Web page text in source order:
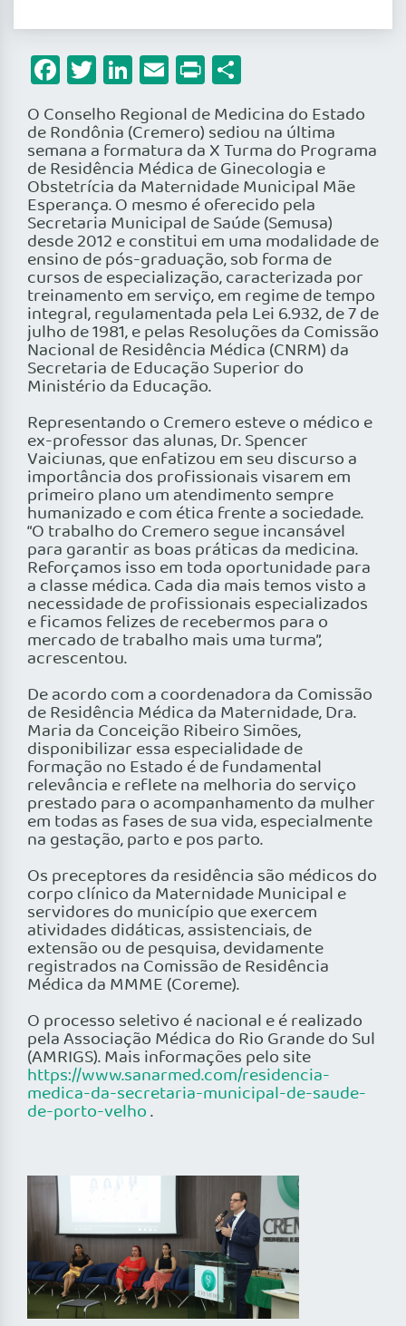
Facebook
Twitter
LinkedIn
Email
Print
O Conselho Regional de Medicina do Estado
de Rondônia (Cremero) sediou na última
semana a formatura da X Turma do Programa
de Residência Médica de Ginecologia e
Obstetrícia da Maternidade Municipal Mãe
Esperança. O mesmo éoferecido pela
Secretaria Municipal de Saúde (Semusa)
desde 2012 e constitui em uma modalidade de
ensino de pós-graduação, sob forma de
cursos de especialização, caracterizada por
treinamento em serviço, em regime de tempo
integral, regulamentada pela Lei 6.932, de 7 de
julho de 1981, e pelas Resoluções da Comissão
Nacional de Residência Médica (CNRM) da
Secretaria de Educação Superior do
Ministério da Educação.
Representando o Cremero esteve o médico e
ex-professor das alunas, Dr. Spencer
Vaiciunas, que enfatizou em seu discurso a
importância dos profissionais visarem em
primeiro plano um atendimento sempre
humanizado e com ética frente a sociedade.
“O trabalho do Cremero segue incansável
para garantir as boas práticas da medicina.
Reforçamos isso em toda oportunidade para
a classe médica. Cada dia mais temos visto a
necessidade de profissionais especializados
e ficamos felizes de recebermos para o
mercado de trabalho mais uma turma”,
acrescentou.
De acordo com a coordenadora da Comissão
de Residência Médica da Maternidade, Dra.
Maria da Conceição Ribeiro Simões,
disponibilizar essa especialidade de
formação no Estado é de fundamental
relevância e reflete na melhoria do serviço
prestado para o acompanhamento da mulher
em todas as fases de sua vida, especialmente
na gestação, parto e pos parto.
Os preceptores da residência são médicos do
corpo clínico da Maternidade Municipal e
servidores do município que exercem
atividades didáticas, assistenciais, de
extensão ou de pesquisa, devidamente
registrados na Comissão de Residência
Médica da MMME (Coreme).
O processo seletivo é nacional e é realizado
pela Associação Médica do Rio Grande do Sul
(AMRIGS). Mais informações pelo site
https://www.sanarmed.com/residencia-
medica-da-secretaria-municipal-de-saude-
de-porto-velho.